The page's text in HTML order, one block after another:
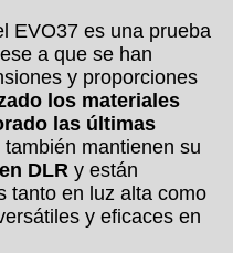
EVO37 es una prueba
a que se han
y proporciones
los materiales
las últimas
también mantienen su
DLR y están
tanto en luz alta como
y eficaces en